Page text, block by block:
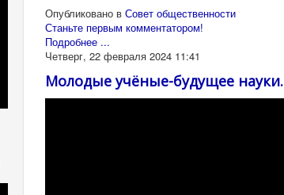
Опубликовано в Совет общественности
Станьте первым комментатором!
Подробнее ...
Четверг, 22 февраля 2024 11:41
Молодые учёные-будущее науки.